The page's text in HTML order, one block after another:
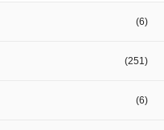
(6)
(251)
(6)